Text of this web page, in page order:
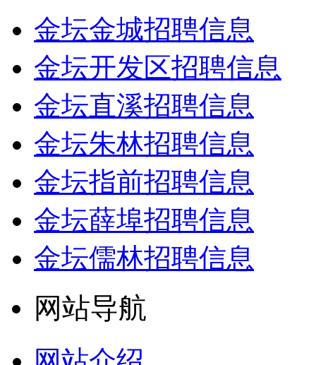
金坛金城招聘信息
金坛开发区招聘信息
金坛直溪招聘信息
金坛朱林招聘信息
金坛指前招聘信息
金坛薛埠招聘信息
金坛儒林招聘信息
网站导航